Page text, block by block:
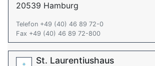
20539 Hamburg
Telefon +49 (40) 46 89 72-0
Fax +49 (40) 46 89 72-800
St. Laurentiushaus